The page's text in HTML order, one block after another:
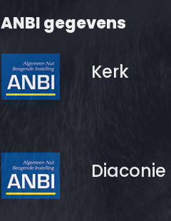
ANBI gegevens
Kerk
Diaconie